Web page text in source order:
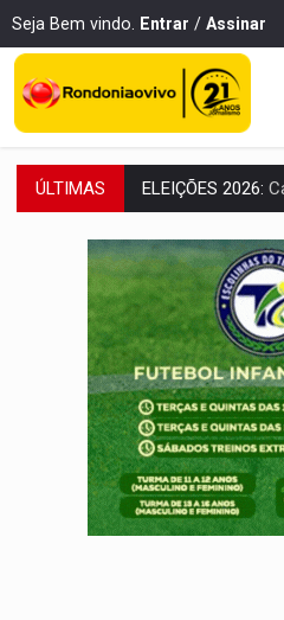
Seja Bem vindo. Entrar / Assinar
ÚLTIMAS VÍDEO:Casal de
EDUCAÇÃO
CONTA DIFÍCIL:
CH4C1NA:Disputa
IMUNIZAÇÃO:
QUIRINUS:Draco faz
TRAFICANTE
SUPER EL NIÑO: